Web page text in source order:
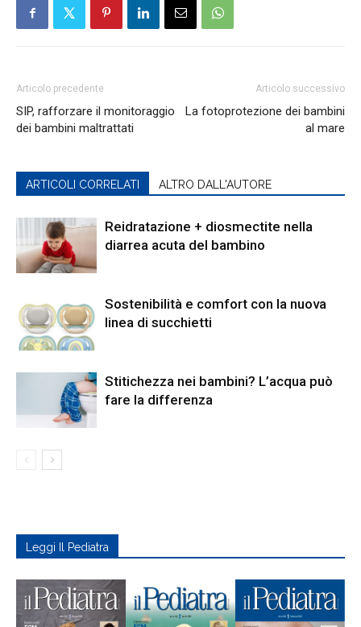
Articolo precedente
SIP, rafforzare il monitoraggio
dei bambini maltrattati
Articolo successivo
La fotoprotezione dei bambini
al mare
ARTICOLI CORRELATI ALTRO DALL'AUTORE
Reidratazione + diosmectite nella
diarrea acuta del bambino
Sostenibilità e comfort con la nuova
linea di succhietti
Stitichezza nei bambini? L’acqua può
fare la differenza
Leggi Il Pediatra